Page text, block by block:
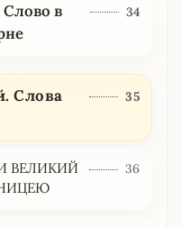
в
34
Слова
35
ВЕЛИКИЙ
36